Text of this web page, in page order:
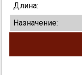
Длина:
Назначение: